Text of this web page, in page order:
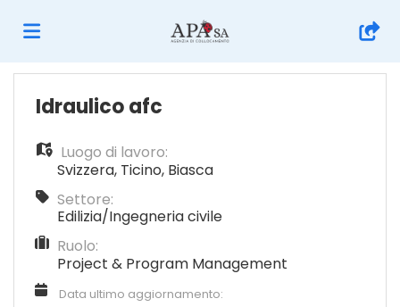
Home
Offerte
di
lavoro
Carica
Login
Idraulico afc
Luogo di lavoro:
Svizzera, Ticino, Biasca
Settore:
Edilizia/Ingegneria civile
Ruolo:
Project & Program Management
Data ultimo aggiornamento: